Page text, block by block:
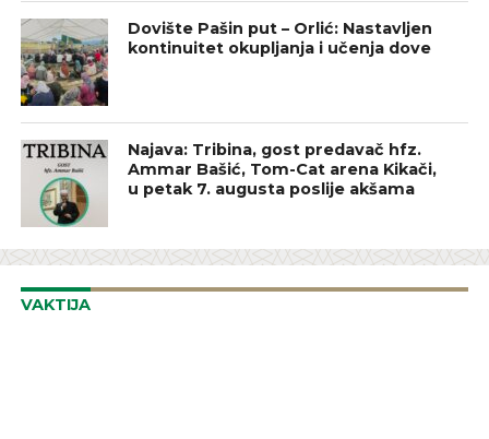
Dovište Pašin put – Orlić: Nastavljen
kontinuitet okupljanja i učenja dove
Najava: Tribina, gost predavač hfz.
Ammar Bašić, Tom-Cat arena Kikači,
u petak 7. augusta poslije akšama
VAKTIJA